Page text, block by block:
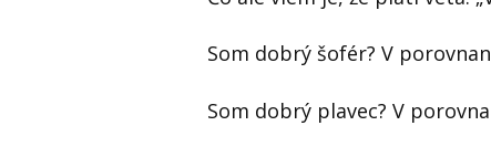
Som dobrý šofér? V
Som dobrý plavec? V